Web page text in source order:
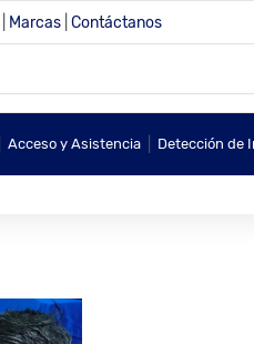
Marcas Contáctanos
Acceso y Asistencia Detección de